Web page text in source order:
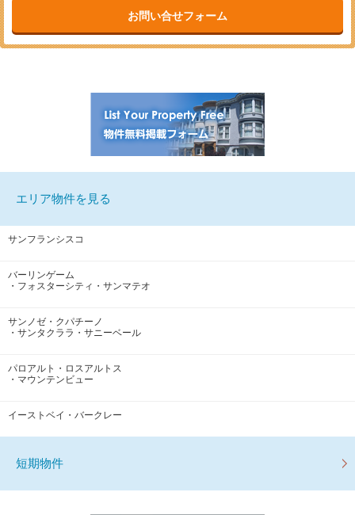
お問い合せフォーム
エリア物件を見る
サンフランシスコ
バーリンゲーム
・フォスターシティ・サンマテオ
サンノゼ・クパチーノ
・サンタクララ・サニーベール
パロアルト・ロスアルトス
・マウンテンビュー
イーストベイ・バークレー
短期物件